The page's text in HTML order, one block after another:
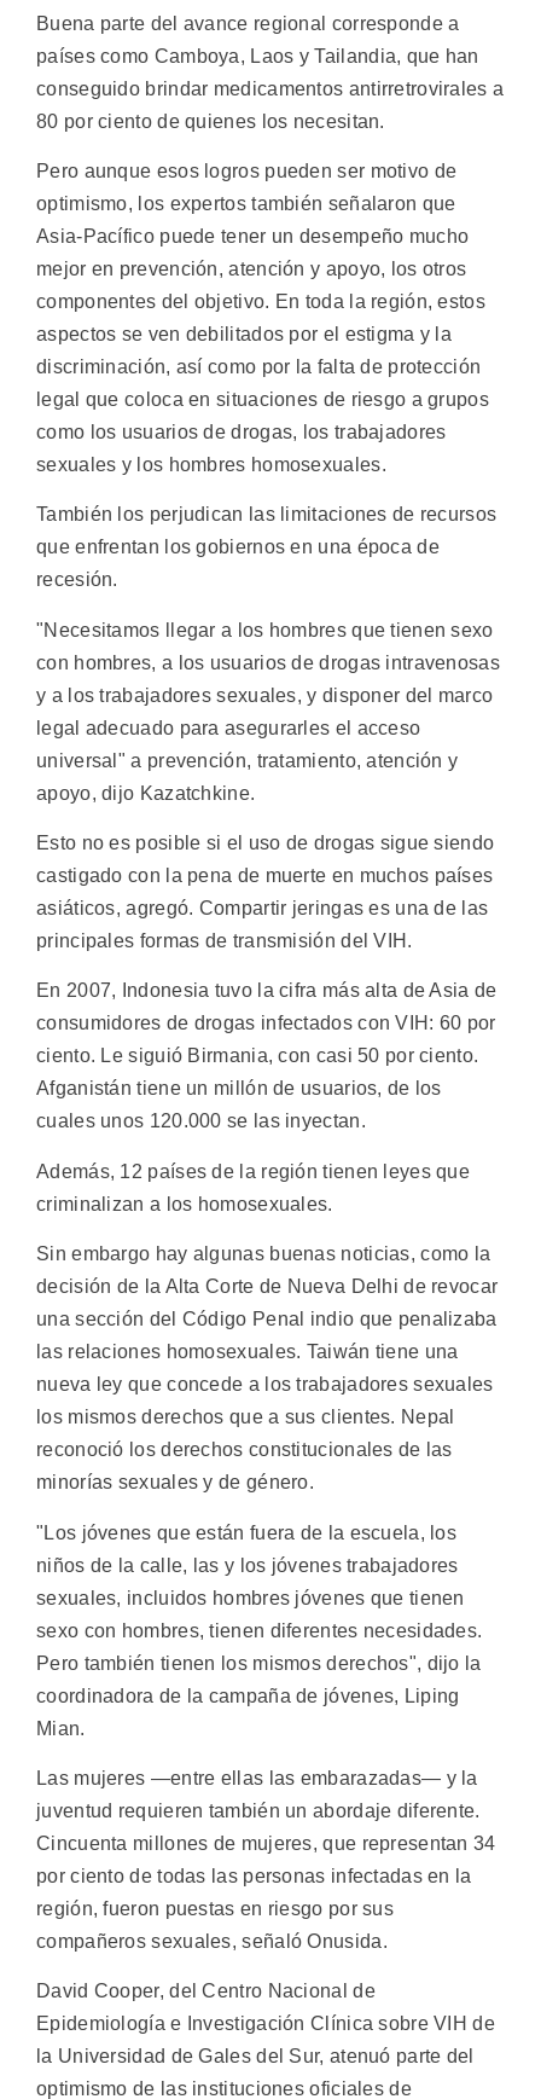
Buena parte del avance regional corresponde a
países como Camboya, Laos y Tailandia, que han
conseguido brindar medicamentos antirretrovirales a
80 por ciento de quienes los necesitan.
Pero aunque esos logros pueden ser motivo de
optimismo, los expertos también señalaron que
Asia-Pacífico puede tener un desempeño mucho
mejor en prevención, atención y apoyo, los otros
componentes del objetivo. En toda la región, estos
aspectos se ven debilitados por el estigma y la
discriminación, así como por la falta de protección
legal que coloca en situaciones de riesgo a grupos
como los usuarios de drogas, los trabajadores
sexuales y los hombres homosexuales.
También los perjudican las limitaciones de recursos
que enfrentan los gobiernos en una época de
recesión.
"Necesitamos llegar a los hombres que tienen sexo
con hombres, a los usuarios de drogas intravenosas
y a los trabajadores sexuales, y disponer del marco
legal adecuado para asegurarles el acceso
universal" a prevención, tratamiento, atención y
apoyo, dijo Kazatchkine.
Esto no es posible si el uso de drogas sigue siendo
castigado con la pena de muerte en muchos países
asiáticos, agregó. Compartir jeringas es una de las
principales formas de transmisión del VIH.
En 2007, Indonesia tuvo la cifra más alta de Asia de
consumidores de drogas infectados con VIH: 60 por
ciento. Le siguió Birmania, con casi 50 por ciento.
Afganistán tiene un millón de usuarios, de los
cuales unos 120.000 se las inyectan.
Además, 12 países de la región tienen leyes que
criminalizan a los homosexuales.
Sin embargo hay algunas buenas noticias, como la
decisión de la Alta Corte de Nueva Delhi de revocar
una sección del Código Penal indio que penalizaba
las relaciones homosexuales. Taiwán tiene una
nueva ley que concede a los trabajadores sexuales
los mismos derechos que a sus clientes. Nepal
reconoció los derechos constitucionales de las
minorías sexuales y de género.
"Los jóvenes que están fuera de la escuela, los
niños de la calle, las y los jóvenes trabajadores
sexuales, incluidos hombres jóvenes que tienen
sexo con hombres, tienen diferentes necesidades.
Pero también tienen los mismos derechos", dijo la
coordinadora de la campaña de jóvenes, Liping
Mian.
Las mujeres —entre ellas las embarazadas— y la
juventud requieren también un abordaje diferente.
Cincuenta millones de mujeres, que representan 34
por ciento de todas las personas infectadas en la
región, fueron puestas en riesgo por sus
compañeros sexuales, señaló Onusida.
David Cooper, del Centro Nacional de
Epidemiología e Investigación Clínica sobre VIH de
la Universidad de Gales del Sur, atenuó parte del
optimismo de las instituciones oficiales de